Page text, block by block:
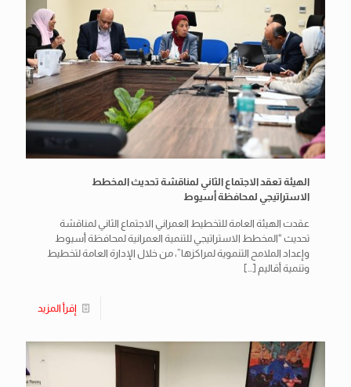
الهيئة تعقد الاجتماع الثاني لمناقشة تحديث المخطط
الاستراتيجي لمحافظة أسيوط
عقدت الهيئة العامة للتخطيط العمراني الاجتماع الثاني لمناقشة
تحديث “المخطط الاستراتيجي للتنمية العمرانية لمحافظة أسيوط
وإعداد الملامح التنموية لمراكزها”، من خلال الإدارة العامة لتخطيط
وتنمية أقاليم […]
إقرأ المزيد